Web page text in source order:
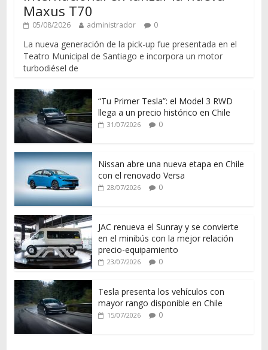
Maxus T70
05/08/2026 administrador 0
La nueva generación de la pick-up fue presentada en el
Teatro Municipal de Santiago e incorpora un motor
turbodiésel de
“Tu Primer Tesla”: el Model 3 RWD
llega a un precio histórico en Chile
31/07/2026 0
Nissan abre una nueva etapa en Chile
con el renovado Versa
28/07/2026 0
JAC renueva el Sunray y se convierte
en el minibús con la mejor relación
precio-equipamiento
23/07/2026 0
Tesla presenta los vehículos con
mayor rango disponible en Chile
15/07/2026 0